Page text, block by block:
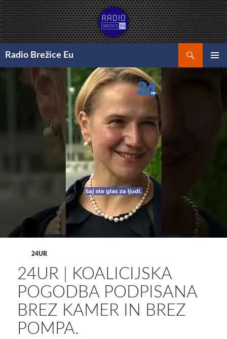
Preskoči
na
vsebino
Radio Brežice Eu
24UR
24UR | KOALICIJSKA
POGODBA PODPISANA
BREZ KAMER IN BREZ
POMPA.